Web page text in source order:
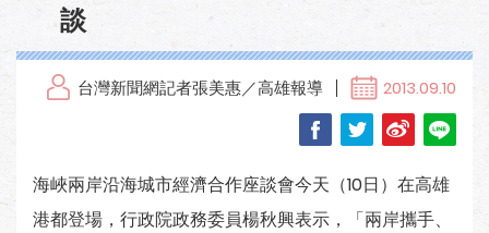
談
台灣新聞網記者張美惠／高雄報導 2013.09.10
海峽兩岸沿海城市經濟合作座談會今天（10日）在高雄
港都登場，行政院政務委員楊秋興表示，「兩岸攜手、